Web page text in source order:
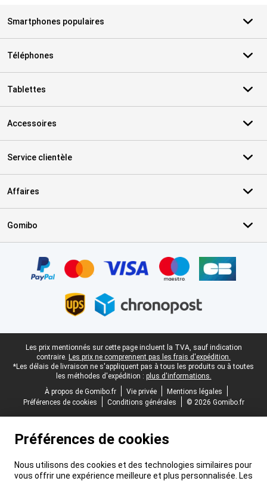
Smartphones populaires
Téléphones
Tablettes
Accessoires
Service clientèle
Affaires
Gomibo
Pied-de-page légal
Les prix mentionnés sur cette page incluent la TVA, sauf indication
contraire. Les prix ne comprennent pas les frais d'expédition.
*Les délais de livraison ne s'appliquent pas à tous les produits ou à toutes
les méthodes d'expédition : plus d'informations.
À propos de Gomibo.fr
Vie privée
Mentions légales
Préférences de cookies
Conditions générales © 2026 Gomibo.fr
Préférences de cookies
Nous utilisons des cookies et des technologies similaires pour
vous offrir une expérience meilleure et plus personnalisée. Les